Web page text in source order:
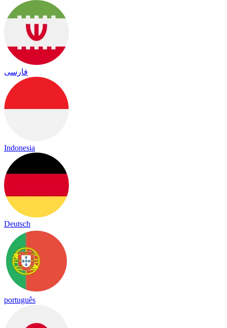
فارسی
Indonesia
Deutsch
português